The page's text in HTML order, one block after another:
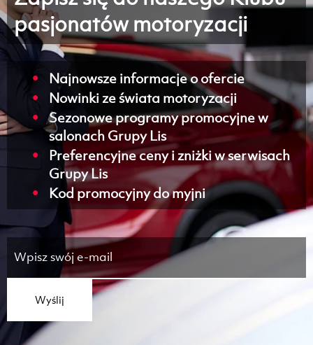
pasjonatów motoryzacji
Najnowsze informacje o ofercie
Nowinki ze świata motoryzacji
Sezonowe programy promocyjne w
salonach Grupy Lis
Preferencyjne ceny i zniżki w serwisach
Grupy Lis
Kod promocyjny do myjni
Wyślij